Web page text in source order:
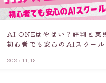
AI ONEはやばい？評判と実
初心者でも安心のAIスクール
2025.11.19